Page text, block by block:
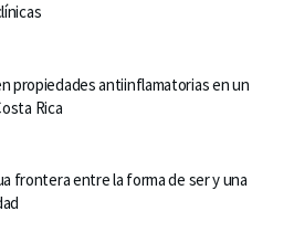
propiedades antiinflamatorias en un
Rica
frontera entre la forma de ser y una